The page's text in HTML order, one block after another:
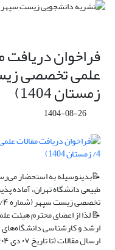
فراخوان دریافت
زمستان 1404)
1404-08-26
📝بدینوسیله به استحضار
طبیعی دانشگاه تهران، آماده
تخصصی زیست سپهر (شماره ۴/ زمستان ۱۴۰۴) می‌باشد.
📝 لذا از اعضای محترم هیئت
ارشد و کارشناسی
ارسال مقالات (تا تاریخ ۰۷ دی ۱۴۰۴) اقدام نمایند.